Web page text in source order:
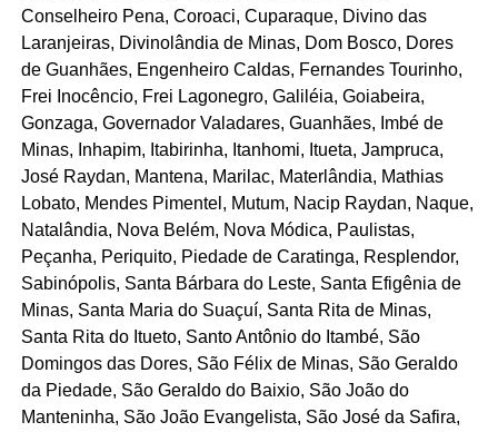
Conselheiro Pena, Coroaci, Cuparaque, Divino das
Laranjeiras, Divinolândia de Minas, Dom Bosco, Dores
de Guanhães, Engenheiro Caldas, Fernandes Tourinho,
Frei Inocêncio, Frei Lagonegro, Galiléia, Goiabeira,
Gonzaga, Governador Valadares, Guanhães, Imbé de
Minas, Inhapim, Itabirinha, Itanhomi, Itueta, Jampruca,
José Raydan, Mantena, Marilac, Materlândia, Mathias
Lobato, Mendes Pimentel, Mutum, Nacip Raydan, Naque,
Natalândia, Nova Belém, Nova Módica, Paulistas,
Peçanha, Periquito, Piedade de Caratinga, Resplendor,
Sabinópolis, Santa Bárbara do Leste, Santa Efigênia de
Minas, Santa Maria do Suaçuí, Santa Rita de Minas,
Santa Rita do Itueto, Santo Antônio do Itambé, São
Domingos das Dores, São Félix de Minas, São Geraldo
da Piedade, São Geraldo do Baixio, São João do
Manteninha, São João Evangelista, São José da Safira,